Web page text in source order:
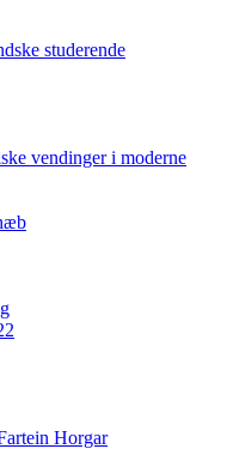
studerende
vendinger i moderne
Horgar